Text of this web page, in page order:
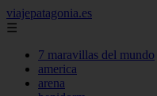
viajepatagonia.es
☰
7 maravillas del mundo
america
arena